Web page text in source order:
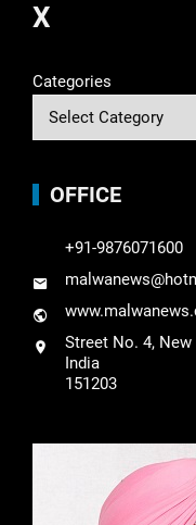
X
Categories
OFFICE
+91-9876071600
Street No. 4, New
India
151203